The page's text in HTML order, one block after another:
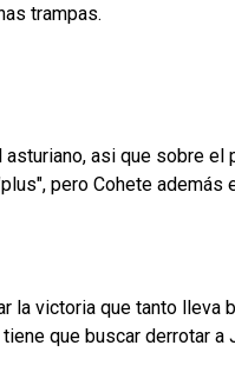
trampas.
asi que sobre
pero Cohete
la victoria que tanto
que buscar derrotar a